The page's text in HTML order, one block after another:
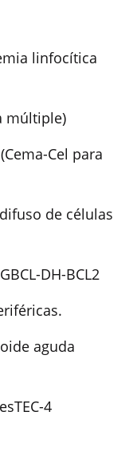
linfocítica
múltiple)
Cel para
de células
DH-BCL2
aguda
4